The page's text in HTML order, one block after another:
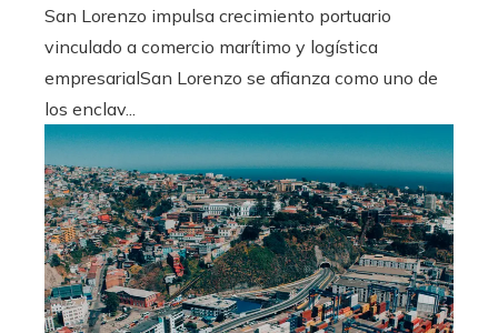
San Lorenzo impulsa crecimiento portuario
vinculado a comercio marítimo y logística
empresarialSan Lorenzo se afianza como uno de
los enclav...